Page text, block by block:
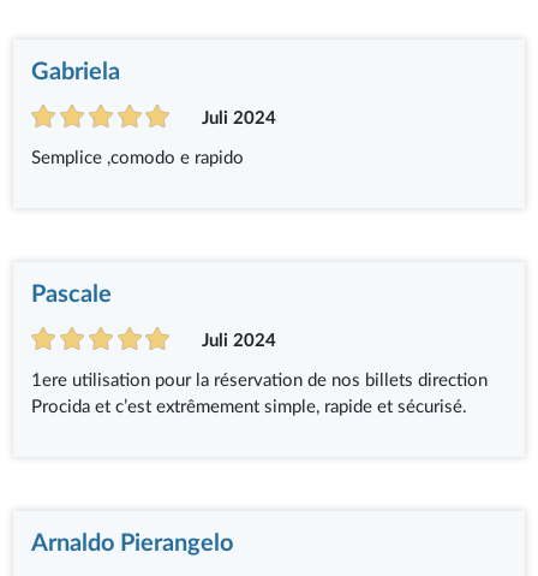
Gabriela
Juli 2024
Semplice ,comodo e rapido
Pascale
Juli 2024
1ere utilisation pour la réservation de nos billets direction
Procida et c’est extrêmement simple, rapide et sécurisé.
Arnaldo Pierangelo